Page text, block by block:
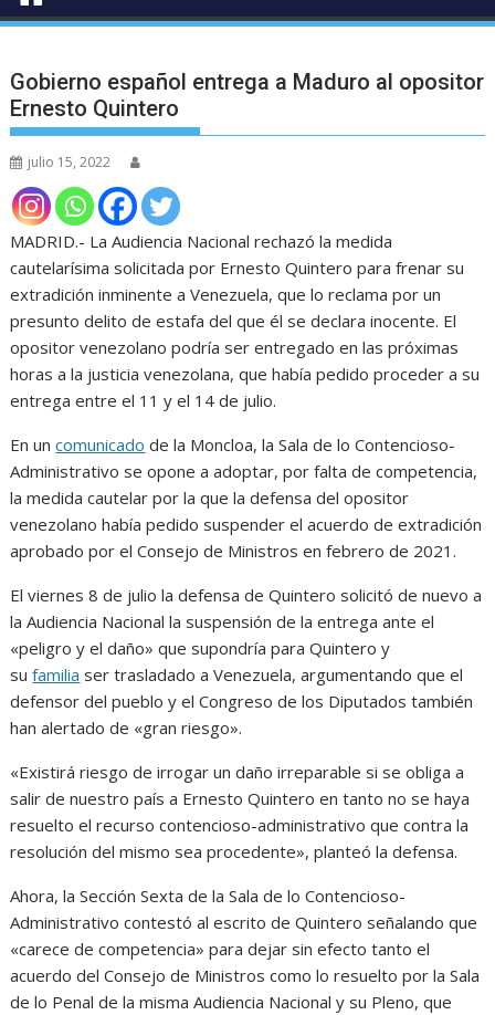
Gobierno español entrega a Maduro al opositor
Ernesto Quintero
julio 15, 2022
MADRID.- La Audiencia Nacional rechazó la medida
cautelarísima solicitada por Ernesto Quintero para frenar su
extradición inminente a Venezuela, que lo reclama por un
presunto delito de estafa del que él se declara inocente. El
opositor venezolano podría ser entregado en las próximas
horas a la justicia venezolana, que había pedido proceder a su
entrega entre el 11 y el 14 de julio.
En uncomunicado de la Moncloa, la Sala de lo Contencioso-
Administrativo se opone a adoptar, por falta de competencia,
la medida cautelar por la que la defensa del opositor
venezolano había pedido suspender el acuerdo de extradición
aprobado por el Consejo de Ministros en febrero de 2021.
El viernes 8 de julio la defensa de Quintero solicitó de nuevo a
la Audiencia Nacional la suspensión de la entrega ante el
«peligro y el daño» que supondría para Quintero y
sufamilia ser trasladado a Venezuela, argumentando que el
defensor del pueblo y el Congreso de los Diputados también
han alertado de «gran riesgo».
«Existirá riesgo de irrogar un daño irreparable si se obliga a
salir de nuestro país a Ernesto Quintero en tanto no se haya
resuelto el recurso contencioso-administrativo que contra la
resolución del mismo sea procedente», planteó la defensa.
Ahora, la Sección Sexta de la Sala de lo Contencioso-
Administrativo contestó al escrito de Quintero señalando que
«carece de competencia» para dejar sin efecto tanto el
acuerdo del Consejo de Ministros como lo resuelto por la Sala
de lo Penal de la misma Audiencia Nacional y su Pleno, que